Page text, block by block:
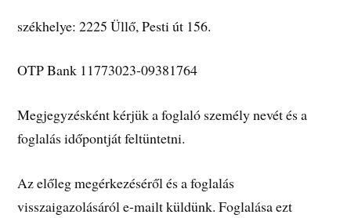
székhelye: 2225 Üllő, Pesti út 156.
OTP Bank 11773023-09381764
Megjegyzésként kérjük a foglaló személy nevét és a
foglalás időpontját feltüntetni.
Az előleg megérkezéséről és a foglalás
visszaigazolásáról e-mailt küldünk. Foglalása ezt